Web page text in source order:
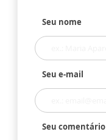
Seu nome
Seu e-mail
Seu comentário